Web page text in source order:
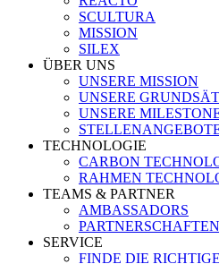
SCULTURA
MISSION
SILEX
ÜBER UNS
UNSERE MISSION
UNSERE
UNSERE
TECHNOLOGIE
CARBON
RAHMEN
TEAMS & PARTNER
AMBASSADORS
SERVICE
FINDE DIE